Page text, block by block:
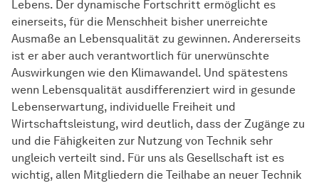
Lebens. Der dynamische Fortschritt ermöglicht es
einerseits, für die Menschheit bisher unerreichte
Ausmaße an Lebensqualität zu gewinnen. Andererseits
ist er aber auch verantwortlich für unerwünschte
Auswirkungen wie den Klimawandel. Und spätestens
wenn Lebensqualität ausdifferenziert wird in gesunde
Lebenserwartung, individuelle Freiheit und
Wirtschaftsleistung, wird deutlich, dass der Zugänge zu
und die Fähigkeiten zur Nutzung von Technik sehr
ungleich verteilt sind. Für uns als Gesellschaft ist es
wichtig, allen Mitgliedern die Teilhabe an neuer Technik